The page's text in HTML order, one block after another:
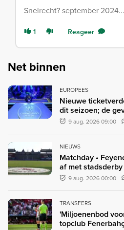
Snelrecht? september
1 Reageer
Net binnen
EUROPEES
Nieuwe
dit seizoen; de
9 aug. 2026 09:00
NIEUWS
Matchday •
af met
9 aug. 2026 00:00
TRANSFERS
'Miljoenenbod
topclub